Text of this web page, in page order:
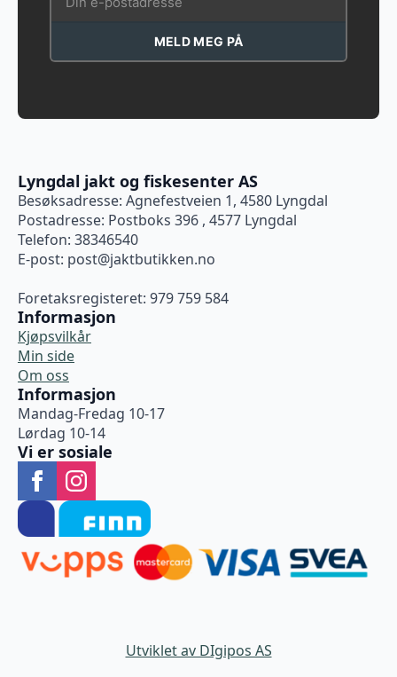
MELD MEG PÅ
Lyngdal jakt og fiskesenter AS
Besøksadresse: Agnefestveien 1, 4580 Lyngdal
Postadresse: Postboks 396 , 4577 Lyngdal
Telefon: 38346540
E-post: post@jaktbutikken.no
Foretaksregisteret: 979 759 584
Informasjon
Kjøpsvilkår
Min side
Om oss
Informasjon
Mandag-Fredag 10-17
Lørdag 10-14
Vi er sosiale
Utviklet av DIgipos AS